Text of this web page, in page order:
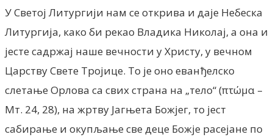
У Светој Литургији нам се открива и даје Небеска
Литургија, како би рекао Владика Николај, а она и
јесте садржај наше вечности у Христу, у вечном
Царству Свете Тројице. То je оно еванђелско
слетање Орлова са свих страна на „тело“ (πτώμα –
Мт. 24, 28), на жртву Јагњета Божјег, то јест
сабирање и окупљање све деце Божје расејане по